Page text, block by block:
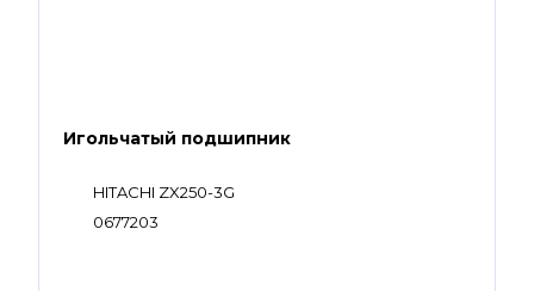
Игольчатый подшипник
HITACHI ZX250-3G
0677203